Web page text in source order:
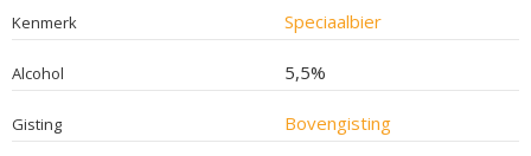
Kenmerk Speciaalbier
Alcohol 5,5%
Gisting Bovengisting